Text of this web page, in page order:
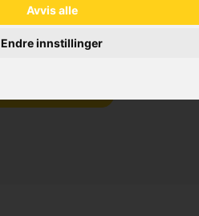
Avvis alle
Endre innstillinger